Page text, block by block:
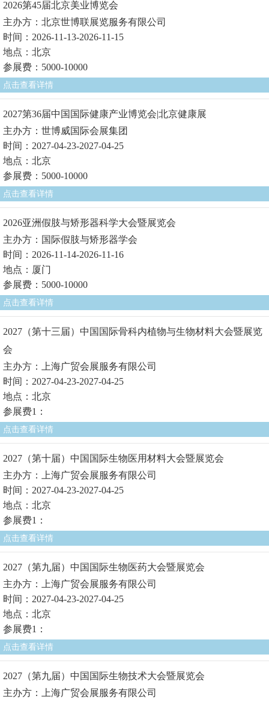
2026第45届北京美业博览会
主办方：北京世博联展览服务有限公司
时间：2026-11-13-2026-11-15
地点：北京
参展费：5000-10000
点击查看详情
2027第36届中国国际健康产业博览会|北京健康展
主办方：世博威国际会展集团
时间：2027-04-23-2027-04-25
地点：北京
参展费：5000-10000
点击查看详情
2026亚洲假肢与矫形器科学大会暨展览会
主办方：国际假肢与矫形器学会
时间：2026-11-14-2026-11-16
地点：厦门
参展费：5000-10000
点击查看详情
2027（第十三届）中国国际骨科内植物与生物材料大会暨展览
会
主办方：上海广贸会展服务有限公司
时间：2027-04-23-2027-04-25
地点：北京
参展费1：
点击查看详情
2027（第十届）中国国际生物医用材料大会暨展览会
主办方：上海广贸会展服务有限公司
时间：2027-04-23-2027-04-25
地点：北京
参展费1：
点击查看详情
2027（第九届）中国国际生物医药大会暨展览会
主办方：上海广贸会展服务有限公司
时间：2027-04-23-2027-04-25
地点：北京
参展费1：
点击查看详情
2027（第九届）中国国际生物技术大会暨展览会
主办方：上海广贸会展服务有限公司